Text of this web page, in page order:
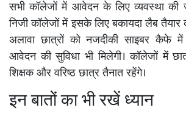
सभी कॉलेजों में आवेदन के लिए व्यवस्था की
निजी कॉलेजों में इसके लिए बकायदा लैब
अलावा छात्रों को नजदीकी साइबर
आवेदन की सुविधा भी मिलेगी। कॉलेजों में
शिक्षक और वरिष्ठ छात्र तैनात रहेंगे।
इन बातों का भी रखें ध्यान